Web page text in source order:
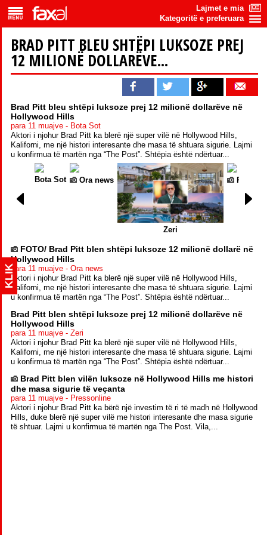
Lajmet e mia
Kategoritë e preferuara
BRAD PITT BLEU SHTËPI LUKSOZE PREJ
12 MILIONË DOLLARËVE...
Brad Pitt bleu shtëpi luksoze prej 12 milionë dollarëve në
Hollywood Hills
para 11 muajve - Bota Sot
Aktori i njohur Brad Pitt ka blerë një super vilë në Hollywood Hills,
Kaliforni, me një histori interesante dhe masa të shtuara sigurie. Lajmi
u konfirmua të martën nga “The Post”. Shtëpia është ndërtuar...
Bota Sot Ora news
Zeri
FOTO/ Brad Pitt blen shtëpi luksoze 12 milionë dollarë në
Hollywood Hills
para 11 muajve - Ora news
Aktori i njohur Brad Pitt ka blerë një super vilë në Hollywood Hills,
Kaliforni, me një histori interesante dhe masa të shtuara sigurie. Lajmi
u konfirmua të martën nga “The Post”. Shtëpia është ndërtuar...
Brad Pitt blen shtëpi luksoze prej 12 milionë dollarëve në
Hollywood Hills
para 11 muajve - Zeri
Aktori i njohur Brad Pitt ka blerë një super vilë në Hollywood Hills,
Kaliforni, me një histori interesante dhe masa të shtuara sigurie. Lajmi
u konfirmua të martën nga “The Post”. Shtëpia është ndërtuar...
Brad Pitt blen vilën luksoze në Hollywood Hills me histori
dhe masa sigurie të veçanta
para 11 muajve - Pressonline
Aktori i njohur Brad Pitt ka bërë një investim të ri të madh në Hollywood
Hills, duke blerë një super vilë me histori interesante dhe masa sigurie
të shtuar. Lajmi u konfirmua të martën nga The Post. Vila,...
KLIK